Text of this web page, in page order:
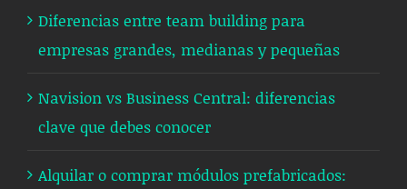
Diferencias entre team building para
empresas grandes, medianas y pequeñas
Navision vs Business Central: diferencias
clave que debes conocer
Alquilar o comprar módulos prefabricados: